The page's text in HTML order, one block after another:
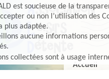
est soucieuse de la
ou non l’utilisation des
plus adaptée.
aucune informations
collectées sont à usage
Accueil